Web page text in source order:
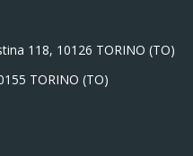
118, 10126 TORINO (TO)
TORINO (TO)